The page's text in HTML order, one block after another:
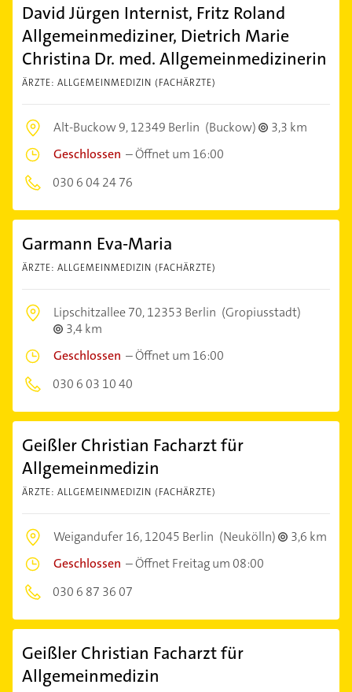
David Jürgen Internist, Fritz Roland
Allgemeinmediziner, Dietrich Marie
Christina Dr. med. Allgemeinmedizinerin
ÄRZTE: ALLGEMEINMEDIZIN (FACHÄRZTE)
Alt-Buckow 9,12349 Berlin (Buckow)
3,3 km
Geschlossen –Öffnet um 16:00
030 6 04 24 76
Garmann Eva-Maria
ÄRZTE: ALLGEMEINMEDIZIN (FACHÄRZTE)
Lipschitzallee 70,12353 Berlin (Gropiusstadt)
3,4 km
Geschlossen –Öffnet um 16:00
030 6 03 10 40
Geißler Christian Facharzt für
Allgemeinmedizin
ÄRZTE: ALLGEMEINMEDIZIN (FACHÄRZTE)
Weigandufer 16,12045 Berlin (Neukölln)
3,6 km
Geschlossen –Öffnet Freitag um 08:00
030 6 87 36 07
Geißler Christian Facharzt für
Allgemeinmedizin